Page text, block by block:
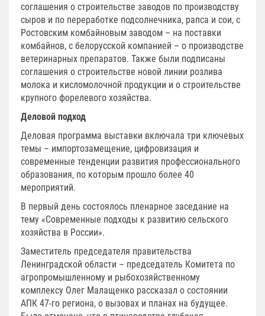
соглашения о строительстве заводов по производству
сыров и по переработке подсолнечника, рапса и сои, с
Ростовским комбайновым заводом – на поставки
комбайнов, с белорусской компанией – о производстве
ветеринарных препаратов. Также были подписаны
соглашения о строительстве новой линии розлива
молока и кисломолочной продукции и о строительстве
крупного форелевого хозяйства.
Деловой подход
Деловая программа выставки включала три ключевых
темы – импортозамещение, цифровизация и
современные тенденции развития профессионального
образования, по которым прошло более 40
мероприятий.
В первый день состоялось пленарное заседание на
тему «Современные подходы к развитию сельского
хозяйства в России».
Заместитель председателя правительства
Ленинградской области – председатель Комитета по
агропромышленному и рыбохозяйственному
комплексу Олег Малащенко рассказал о состоянии
АПК 47-го региона, о вызовах и планах на будущее.